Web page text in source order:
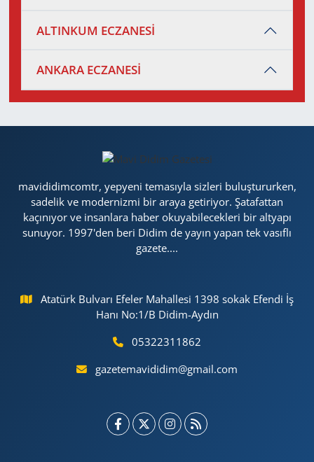
ALTINKUM ECZANESİ
ANKARA ECZANESİ
mavididimcomtr, yepyeni temasıyla sizleri buluştururken,
sadelik ve modernizmi bir araya getiriyor. Şatafattan
kaçınıyor ve insanlara haber okuyabilecekleri bir altyapı
sunuyor. 1997'den beri Didim de yayın yapan tek vasıflı
gazete....
Atatürk Bulvarı Efeler Mahallesi 1398 sokak Efendi İş
Hanı No:1/B Didim-Aydın
05322311862
gazetemavididim@gmail.com